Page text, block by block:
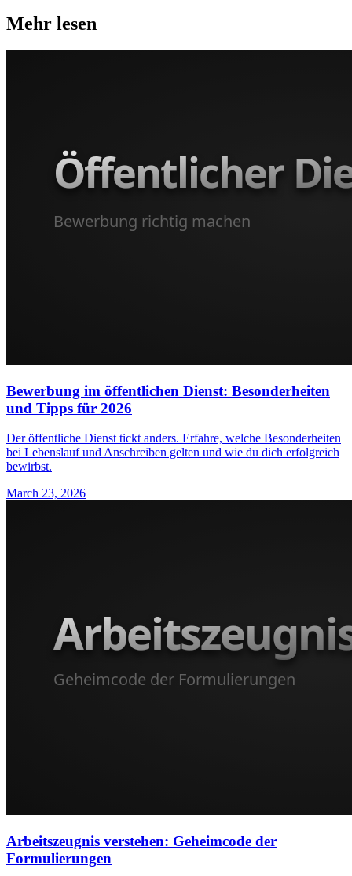
Mehr lesen
Bewerbung im öffentlichen Dienst: Besonderheiten
und Tipps für 2026
Der öffentliche Dienst tickt anders. Erfahre, welche Besonderheiten
bei Lebenslauf und Anschreiben gelten und wie du dich erfolgreich
bewirbst.
March 23, 2026
Arbeitszeugnis verstehen: Geheimcode der
Formulierungen